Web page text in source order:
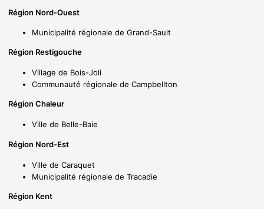
Région Nord-Ouest
Municipalité régionale de Grand-Sault
Région Restigouche
Village de Bois-Joli
Communauté régionale de Campbellton
Région Chaleur
Ville de Belle-Baie
Région Nord-Est
Ville de Caraquet
Municipalité régionale de Tracadie
Région Kent